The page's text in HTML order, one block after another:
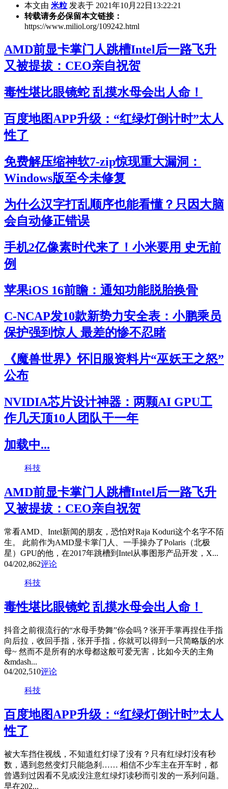
本文由 米粒 发表于 2021年10月22日13:22:21
转载请务必保留本文链接：
https://www.miliol.org/109242.html
AMD前显卡掌门人跳槽Intel后一路飞升
又被提拔：CEO亲自祝贺
毒性堪比眼镜蛇 乱摸水母会出人命！
百度地图APP升级：“红绿灯倒计时”太人
性了
免费解压缩神软7-zip惊现重大漏洞：
Windows版至今未修复
为什么汉字打乱顺序也能看懂？只因大脑
会自动修正错误
手机2亿像素时代来了！小米要用 史无前
例
苹果iOS 16前瞻：通知功能脱胎换骨
C-NCAP发10款新势力安全表：小鹏乘员
保护强到惊人 最差的惨不忍睹
《魔兽世界》怀旧服资料片“巫妖王之怒”
公布
NVIDIA芯片设计神器：两颗AI GPU工
作几天顶10人团队干一年
加载中...
科技
AMD前显卡掌门人跳槽Intel后一路飞升
又被提拔：CEO亲自祝贺
常看AMD、Intel新闻的朋友，恐怕对Raja Koduri这个名字不陌
生。 此前作为AMD显卡掌门人、一手操办了Polaris（北极
星）GPU的他，在2017年跳槽到Intel从事图形产品开发，X...
04/202,862评论
科技
毒性堪比眼镜蛇 乱摸水母会出人命！
抖音之前很流行的“水母手势舞”你会吗？张开手掌再捏住手指
向后拉，收回手指，张开手指，你就可以得到一只简略版的水
母~ 然而不是所有的水母都这般可爱无害，比如今天的主角
&mdash...
04/202,510评论
科技
百度地图APP升级：“红绿灯倒计时”太人
性了
被大车挡住视线，不知道红灯绿了没有？只有红绿灯没有秒
数，遇到忽然变灯只能急刹…… 相信不少车主在开车时，都
曾遇到过因看不见或没注意红绿灯读秒而引发的一系列问题。
早在202...